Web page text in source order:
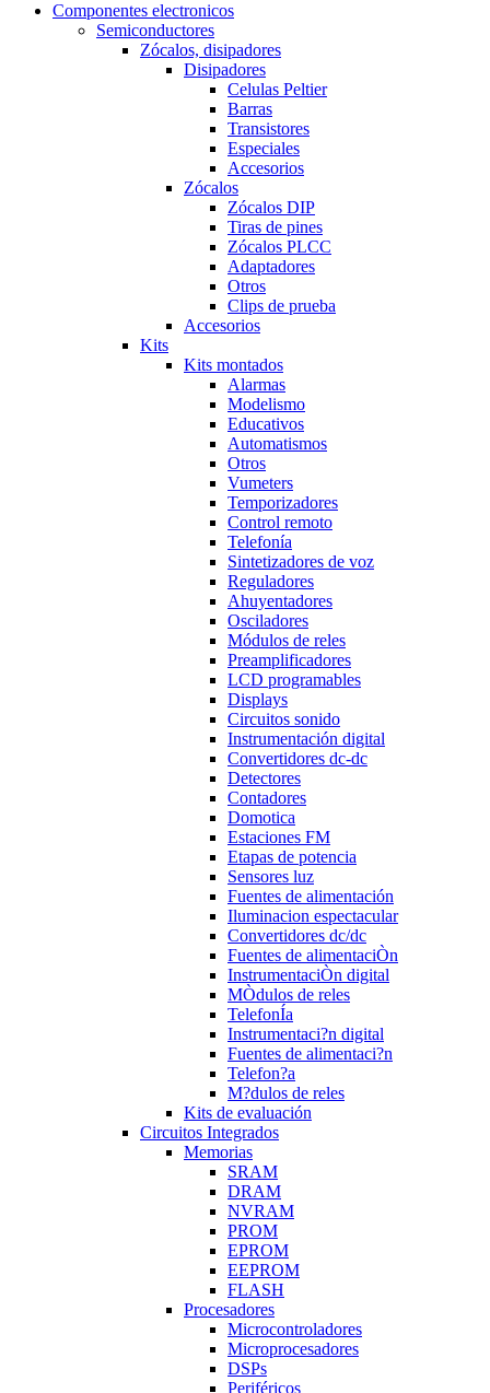
Componentes electronicos
Semiconductores
Zócalos, disipadores
Disipadores
Celulas Peltier
Barras
Transistores
Especiales
Accesorios
Zócalos
Zócalos DIP
Tiras de pines
Zócalos PLCC
Adaptadores
Otros
Clips de prueba
Accesorios
Kits
Kits montados
Alarmas
Modelismo
Educativos
Automatismos
Otros
Vumeters
Temporizadores
Control remoto
Telefonía
Sintetizadores de voz
Reguladores
Ahuyentadores
Osciladores
Módulos de reles
Preamplificadores
LCD programables
Displays
Circuitos sonido
Instrumentación digital
Convertidores dc-dc
Detectores
Contadores
Domotica
Estaciones FM
Etapas de potencia
Sensores luz
Fuentes de alimentación
Iluminacion espectacular
Convertidores dc/dc
Fuentes de alimentaciÒn
InstrumentaciÒn digital
MÒdulos de reles
TelefonÍa
Instrumentaci?n digital
Fuentes de alimentaci?n
Telefon?a
M?dulos de reles
Kits de evaluación
Circuitos Integrados
Memorias
SRAM
DRAM
NVRAM
PROM
EPROM
EEPROM
FLASH
Procesadores
Microcontroladores
Microprocesadores
DSPs
Periféricos